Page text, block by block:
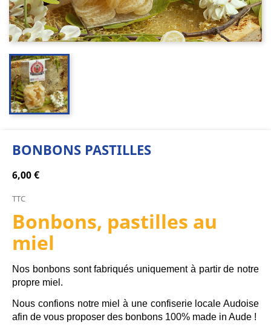
BONBONS PASTILLES
6,00 €
TTC
Bonbons, pastilles au
miel
Nos bonbons sont fabriqués uniquement à partir de notre
propre miel.
Nous confions notre miel à une confiserie locale Audoise
afin de vous proposer des bonbons 100% made in Aude !